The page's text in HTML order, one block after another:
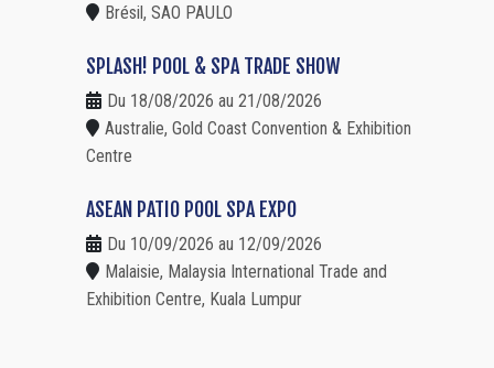
Brésil, SAO PAULO
SPLASH! POOL & SPA TRADE SHOW
Du 18/08/2026 au 21/08/2026
Australie, Gold Coast Convention & Exhibition
Centre
ASEAN PATIO POOL SPA EXPO
Du 10/09/2026 au 12/09/2026
Malaisie, Malaysia International Trade and
Exhibition Centre, Kuala Lumpur